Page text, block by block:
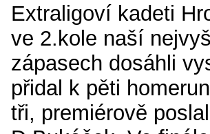
Extraligoví kadeti
ve 2.kole naší
zápasech dosáhli
přidal k pěti
tři, premiérově